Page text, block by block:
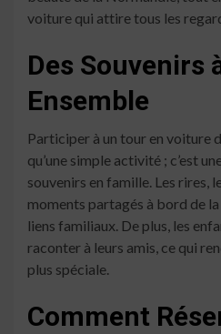
voiture qui attire tous les
Des Souvenirs
Ensemble
Participer à un tour en voiture
qu’une simple activité ; c’est
souvenirs en famille. Les rires,
moments partagés à bord de
liens familiaux. De plus, les
raconter à leurs amis, ce qui
plus spéciale.
Comment